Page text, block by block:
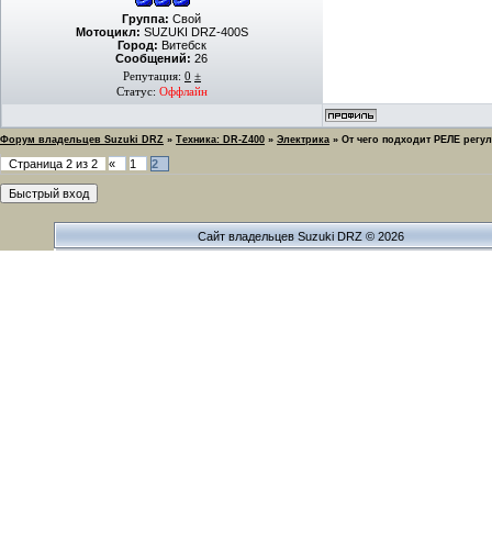
Группа: Свой
Мотоцикл: SUZUKI DRZ-400S
Город: Витебск
Сообщений: 26
Репутация: 0 ±
Статус: Оффлайн
Форум владельцев Suzuki DRZ » Техника: DR-Z400 » Электрика » От чего подходит РЕЛЕ
Страница 2 из 2 « 1 2
Сайт владельцев Suzuki DRZ © 2026